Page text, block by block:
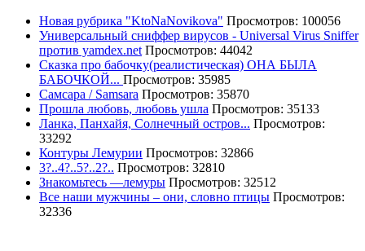
Новая рубрика "KtoNaNovikova" Просмотров: 100056
Универсальный сниффер вирусов - Universal Virus Sniffer
против yamdex.net Просмотров: 44042
Сказка про бабочку(реалистическая) ОНА БЫЛА
БАБОЧКОЙ... Просмотров: 35985
Самсара / Samsara Просмотров: 35870
Прошла любовь, любовь ушла Просмотров: 35133
Ланка, Панхайя, Солнечный остров... Просмотров:
33292
Контуры Лемурии Просмотров: 32866
3?..4?..5?..2?.. Просмотров: 32810
Знакомьтесь —лемуры Просмотров: 32512
Все наши мужчины – они, словно птицы Просмотров:
32336